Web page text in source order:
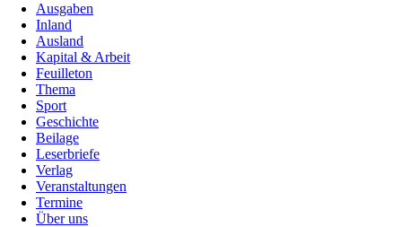
Ausgaben
Inland
Ausland
Kapital & Arbeit
Feuilleton
Thema
Sport
Geschichte
Beilage
Leserbriefe
Verlag
Veranstaltungen
Termine
Über uns